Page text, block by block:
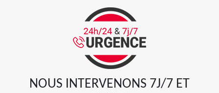
NOUS INTERVENONS 7J/7 ET